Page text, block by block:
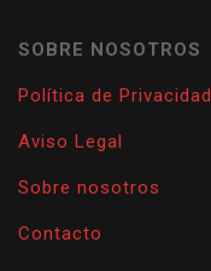
SOBRE NOSOTROS
Política de Privacidad
Aviso Legal
Sobre nosotros
Contacto